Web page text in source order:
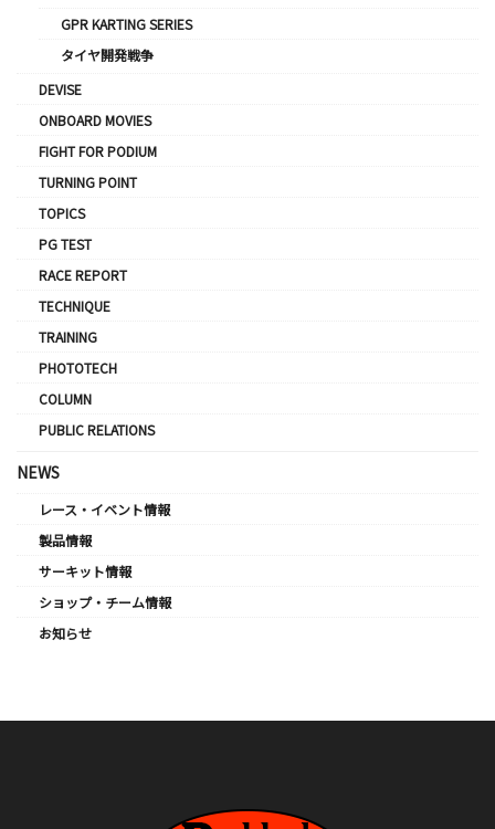
GPR KARTING SERIES
タイヤ開発戦争
DEVISE
ONBOARD MOVIES
FIGHT FOR PODIUM
TURNING POINT
TOPICS
PG TEST
RACE REPORT
TECHNIQUE
TRAINING
PHOTOTECH
COLUMN
PUBLIC RELATIONS
NEWS
レース・イベント情報
製品情報
サーキット情報
ショップ・チーム情報
お知らせ